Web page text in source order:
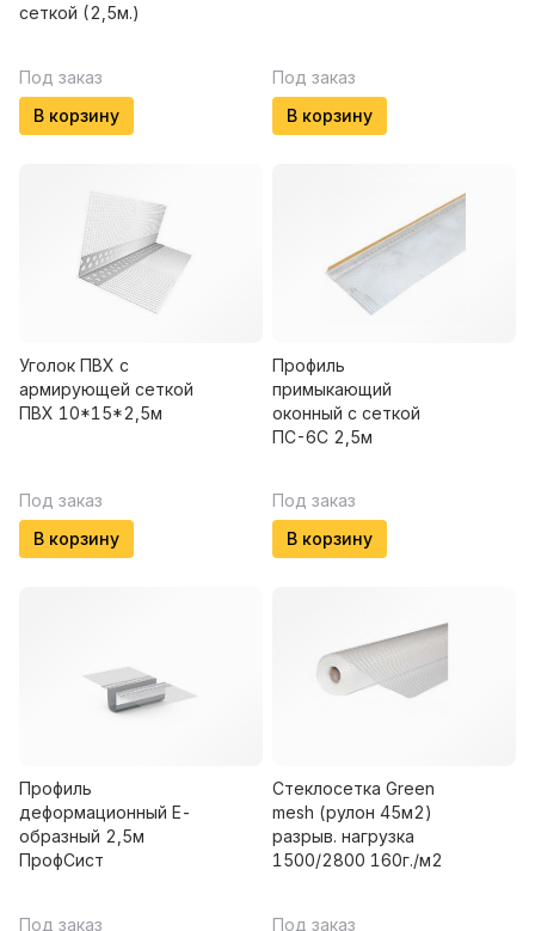
сеткой (2,5м.)
Под заказ
В корзину
Под заказ
В корзину
Уголок ПВХ с
армирующей сеткой
ПВХ 10*15*2,5м
Под заказ
В корзину
Профиль
примыкающий
оконный с сеткой
ПС-6С 2,5м
Под заказ
В корзину
Профиль
деформационный Е-
образный 2,5м
ПрофСист
Под заказ
Стеклосетка Green
mesh (рулон 45м2)
разрыв. нагрузка
1500/2800 160г./м2
Под заказ